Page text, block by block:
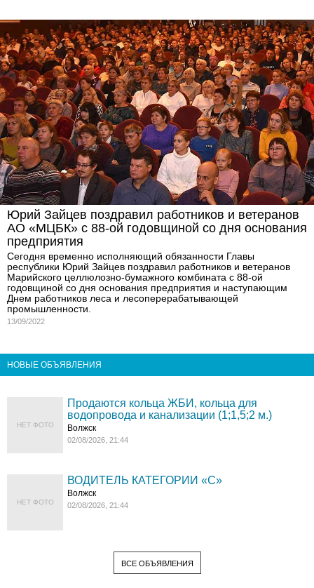
Юрий Зайцев поздравил работников и ветеранов
АО «МЦБК» с 88-ой годовщиной со дня основания
предприятия
Сегодня временно исполняющий обязанности Главы
республики Юрий Зайцев поздравил работников и ветеранов
Марийского целлюлозно-бумажного комбината с 88-ой
годовщиной со дня основания предприятия и наступающим
Днем работников леса и лесоперерабатывающей
промышленности.
13/09/2022
НОВЫЕ ОБЪЯВЛЕНИЯ
НЕТ ФОТО
Продаются кольца ЖБИ, кольца для
водопровода и канализации (1;1,5;2 м.)
Волжск
02/08/2026, 21:44
НЕТ ФОТО
ВОДИТЕЛЬ КАТЕГОРИИ «C»
Волжск
02/08/2026, 21:44
ВСЕ ОБЪЯВЛЕНИЯ